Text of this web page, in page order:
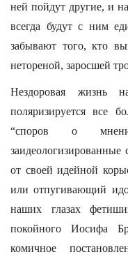
ней пойдут другие, и
всегда будут с ним
забывают того, кто
нетореной, заросшей
Нездоровая жизнь
поляризируется все
“споров о
от своей идейной
или отпугивающий
наших глазах
покойного Иосифа
комичное